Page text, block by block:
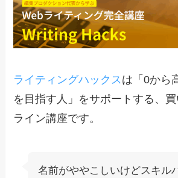
ライティングハックス は「0から
を目指す人」をサポートする、
ライン講座です。
名前がややこしいけどスキル